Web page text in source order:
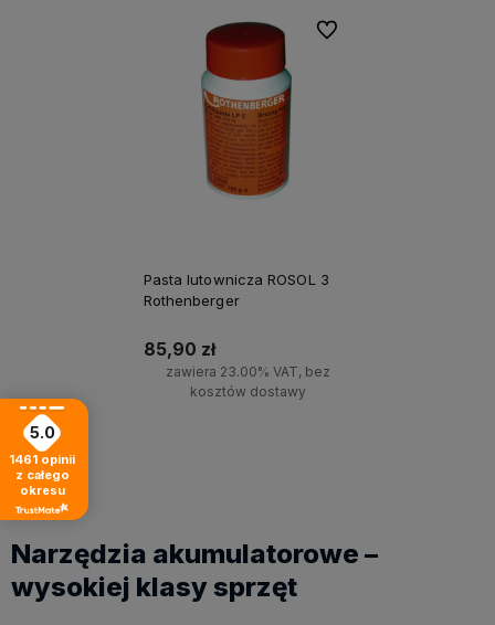
Pasta lutownicza ROSOL 3
Rothenberger
85,90 zł
zawiera 23.00% VAT, bez
kosztów dostawy
Do ulubionych
Narzędzia akumulatorowe –
wysokiej klasy sprzęt
5.0
1461 opinii
z całego
okresu